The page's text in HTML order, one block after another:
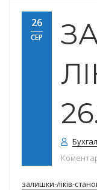
26
СЕР
залишки-ліків-